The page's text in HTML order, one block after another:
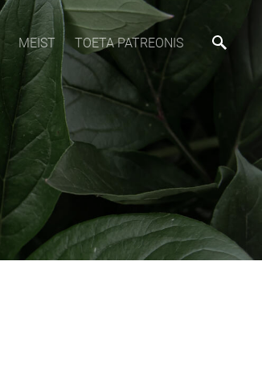
MEIST TOETA PATREONIS